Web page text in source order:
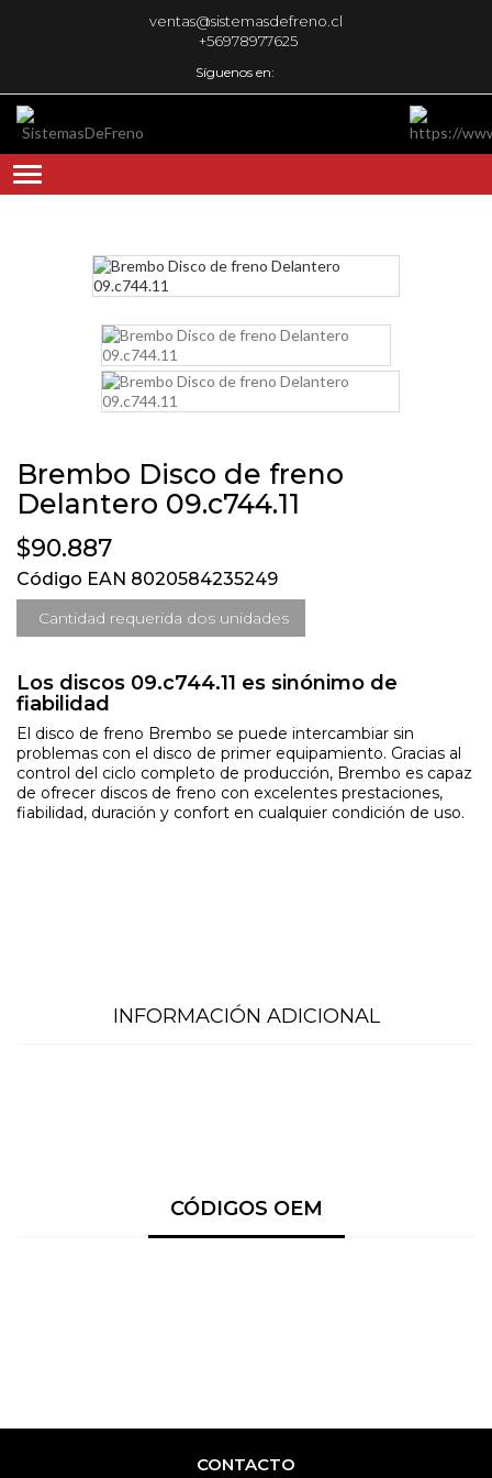
ventas@sistemasdefreno.cl
+56978977625
Síguenos en:
Brembo Disco de freno
Delantero 09.c744.11
$90.887
Código EAN 8020584235249
Cantidad requerida dos unidades
Los discos 09.c744.11 es sinónimo de
fiabilidad
El disco de freno Brembo se puede intercambiar sin
problemas con el disco de primer equipamiento. Gracias al
control del ciclo completo de producción, Brembo es capaz
de ofrecer discos de freno con excelentes prestaciones,
fiabilidad, duración y confort en cualquier condición de uso.
INFORMACIÓN ADICIONAL
CÓDIGOS OEM
CONTACTO